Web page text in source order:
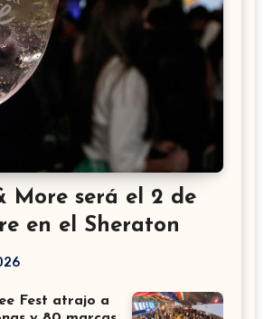
More será el 2 de
en el Sheraton
Fest atrajo a